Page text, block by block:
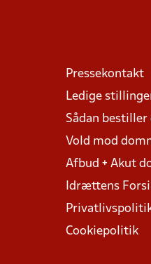
Pressekontakt
Ledige
Sådan
Vold mod
Afbud + Akut
Idrættens
Cookiepolitik